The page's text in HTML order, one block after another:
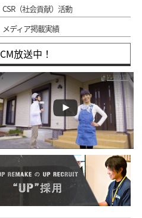
CSR（社会貢献）活動
メディア掲載実績
CM放送中！